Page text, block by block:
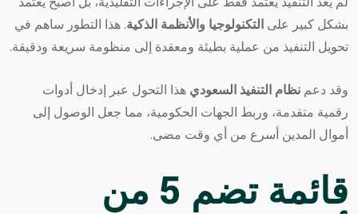
لم يعد التنفيذ يعتمد فقط على الإجراءات التقليدية، بل أصبح يعتمد
بشكل كبير على التكنولوجيا والأنظمة الذكية. هذا التطور ساهم في
تحويل التنفيذ من عملية بطيئة ومعقدة إلى منظومة سريعة ودقيقة.
وقد دعم نظام التنفيذ السعودي هذا التحول عبر إدخال أدوات
رقمية متقدمة، وربط الجهات الحكومية، مما جعل الوصول إلى
أموال المدين أسرع من أي وقت مضى.
قائمة تضم 5 من